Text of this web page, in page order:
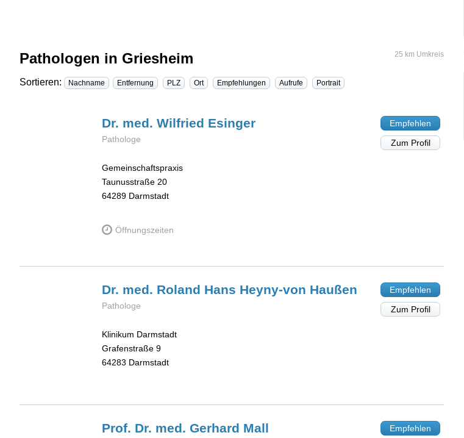
Pathologen in Griesheim 25 km Umkreis
Sortieren: Nachname Entfernung PLZ Ort Empfehlungen Aufrufe Portrait
Dr. med. Wilfried Esinger
Pathologe
Gemeinschaftspraxis
Taunusstraße 20
64289 Darmstadt
Öffnungszeiten
Empfehlen
Zum Profil
Dr. med. Roland Hans Heyny-von Haußen
Pathologe
Klinikum Darmstadt
Grafenstraße 9
64283 Darmstadt
Empfehlen
Zum Profil
Prof. Dr. med. Gerhard Mall
Empfehlen